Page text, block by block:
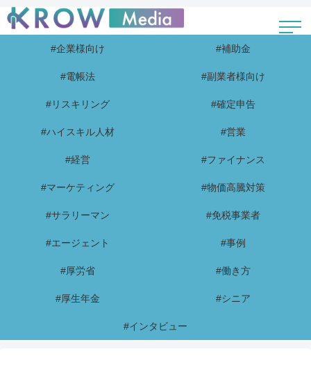
#企業様向け #補助金
#電帳法 #副業者様向け
#リスキリング #確定申告
#ハイスキル人材 #営業
#経営 #ファイナンス
#マーケティング #物価高騰対策
#サラリーマン #免税事業者
#エージェント #事例
#厚労省 #働き方
#厚生年金 #シニア
#インタビュー